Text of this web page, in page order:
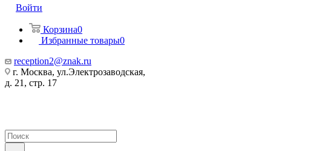
Войти
Корзина0
Избранные товары0
reception2@znak.ru
г. Москва, ул.Электрозаводская,
д. 21, стр. 17